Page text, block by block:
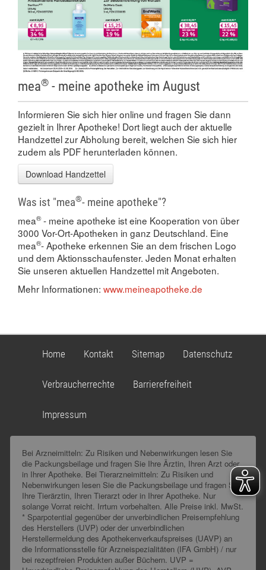
mea® - meine apotheke im August
Informieren Sie sich hier online und fragen Sie dann
gezielt in Ihrer Apotheke! Dort liegt auch der aktuelle
Handzettel zur Abholung bereit, welchen Sie sich hier
zudem als PDF herunterladen können.
Download Handzettel
Was ist "mea®- meine apotheke"?
mea®- meine apotheke ist eine Kooperation von über
3000 Vor-Ort-Apotheken in ganz Deutschland. Eine
mea®- Apotheke erkennen Sie an dem frischen Logo
und dem Aktionsschaufenster. Jeden Monat erhalten
Sie unseren aktuellen Handzettel mit Angeboten.
Mehr Informationen: www.meineapotheke.de
Home Kontakt Sitemap Datenschutz
Verbraucherrechte Barrierefreiheit
Impressum
Bei Arzneimitteln: Zu Risiken und Nebenwirkungen lesen Sie
die Packungsbeilage und fragen Sie Ihre Ärztin, Ihren Arzt oder
in Ihrer Apotheke. Bei Tierarzneimitteln: Zu Risiken und
Nebenwirkungen lesen Sie die Packungsbeilage und fragen Sie
Ihre Tierärztin, Ihren Tierarzt oder in Ihrer Apotheke. Nur
solange Vorrat reicht. Irrtum vorbehalten. Alle Preise inkl. MwSt.
* Sparpotential gegenüber der unverbindlichen Preisempfehlung
des Herstellers (UVP) oder der unverbindlichen
Herstellermeldung des Apothekenverkaufspreises (UAVP) an
die Informationsstelle für Arzneispezialitäten (IFA GmbH) / nur
bei rezeptfreien Produkten außer Büchern. UVP =